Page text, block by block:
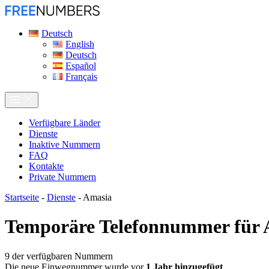
Deutsch
English
Deutsch
Español
Français
Verfügbare Länder
Dienste
Inaktive Nummern
FAQ
Kontakte
Private Nummern
Startseite - Dienste - Amasia
Temporäre Telefonnummer für
9 der verfügbaren Nummern
Die neue Einwegnummer wurde vor 1 Jahr hinzugefügt.